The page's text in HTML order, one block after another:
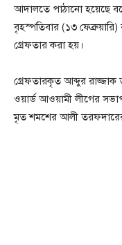
আদালতে পাঠানো হয়েছে
বৃহস্পতিবার (১৩
গ্রেফতার করা হয়।
গ্রেফতারকৃত আব্দুর
ওয়ার্ড আওয়ামী লীগের
মৃত শমশের আলী